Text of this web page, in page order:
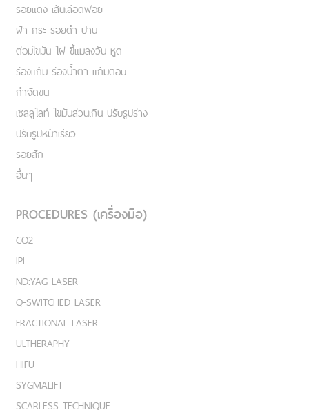
รอยแดง เส้นเลือดฟอย
ฝ้า กระ รอยดำ ปาน
ต่อมไขมัน ไฝ ขี้แมลงวัน หูด
ร่องแก้ม ร่องน้ำตา แก้มตอบ
กำจัดขน
เชลลูไลท์ ไขมันส่วนเกิน ปรับรูปร่าง
ปรับรูปหน้าเรียว
รอยสัก
อื่นๆ
PROCEDURES (เครื่องมือ)
CO2
IPL
ND:YAG LASER
Q-SWITCHED LASER
FRACTIONAL LASER
ULTHERAPHY
HIFU
SYGMALIFT
SCARLESS TECHNIQUE